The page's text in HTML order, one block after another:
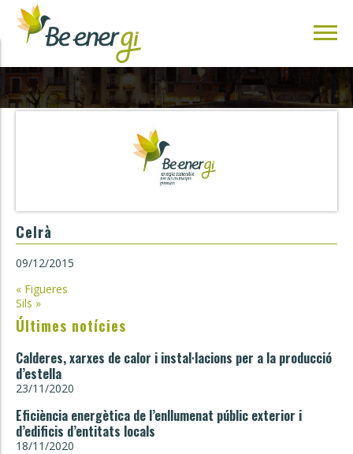
Celrà
09/12/2015
Navegació
d'entrades
« Figueres
Sils »
Últimes notícies
Calderes, xarxes de calor i instal·lacions per a la producció
d’estella
23/11/2020
Eficiència energètica de l’enllumenat públic exterior i
d’edificis d’entitats locals
18/11/2020